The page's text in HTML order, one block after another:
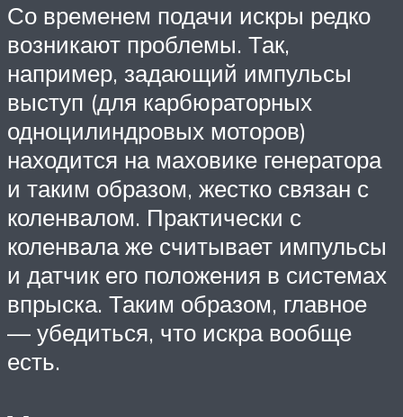
Со временем подачи искры редко
возникают проблемы. Так,
например, задающий импульсы
выступ (для карбюраторных
одноцилиндровых моторов)
находится на маховике генератора
и таким образом, жестко связан с
коленвалом. Практически с
коленвала же считывает импульсы
и датчик его положения в системах
впрыска. Таким образом, главное
— убедиться, что искра вообще
есть.